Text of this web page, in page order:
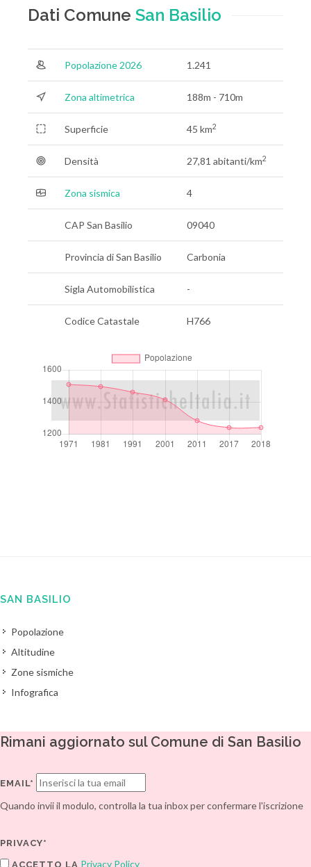
Dati Comune San Basilio
Popolazione 2026 1.241
Zona altimetrica 188m - 710m
Superficie 45 km2
Densità 27,81 abitanti/km2
Zona sismica 4
CAP San Basilio 09040
Provincia di San Basilio Carbonia
Sigla Automobilistica -
Codice Catastale H766
SAN BASILIO
Popolazione
Altitudine
Zone sismiche
Infografica
Rimani aggiornato sul Comune di San Basilio
EMAIL*
Quando invii il modulo, controlla la tua inbox per confermare l'iscrizione
PRIVACY*
ACCETTO LA Privacy Policy